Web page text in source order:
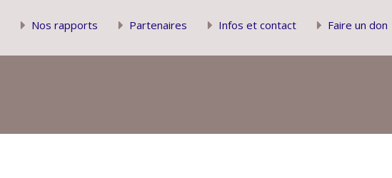
Nos rapports Partenaires Infos et contact Faire un don